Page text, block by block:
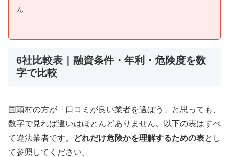
ん
6社比較表｜融資条件・年利・危険度を数
字で比較
国頭村の方が「口コミが良い業者を選ぼう」と思っても、
数字で見れば違いはほとんどありません。以下の表はすべ
て違法業者です。
どれだけ危険かを理解するための表とし
て参照してください。